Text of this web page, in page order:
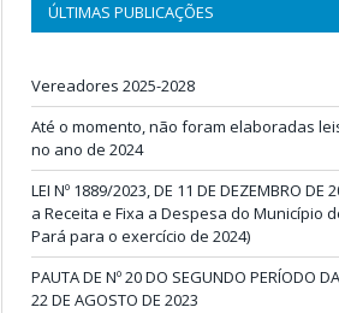
ÚLTIMAS PUBLICAÇÕES
Vereadores 2025-2028
Até o momento, não foram elaboradas
no ano de 2024
LEI Nº 1889/2023, DE 11 DE DEZEMBRO DE
a Receita e Fixa a Despesa do Município
Pará para o exercício de 2024)
PAUTA DE Nº 20 DO SEGUNDO PERÍODO
22 DE AGOSTO DE 2023